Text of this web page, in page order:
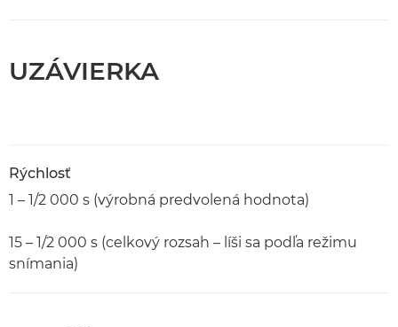
UZÁVIERKA
Rýchlosť
1 – 1/2 000 s (výrobná predvolená hodnota)
15 – 1/2 000 s (celkový rozsah – líši sa podľa režimu
snímania)